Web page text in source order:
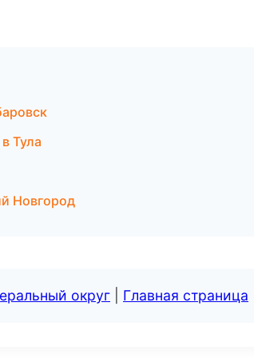
Тула
Новгород
округ Главная страница